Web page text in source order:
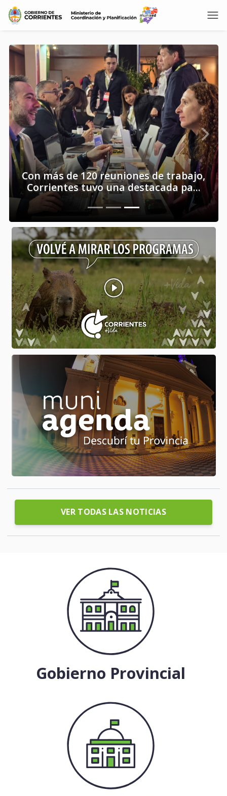
Con más de 120 reuniones de trabajo,
Corrientes tuvo una destacada pa...
Previous Next
VER TODAS LAS NOTICIAS
Gobierno Provincial